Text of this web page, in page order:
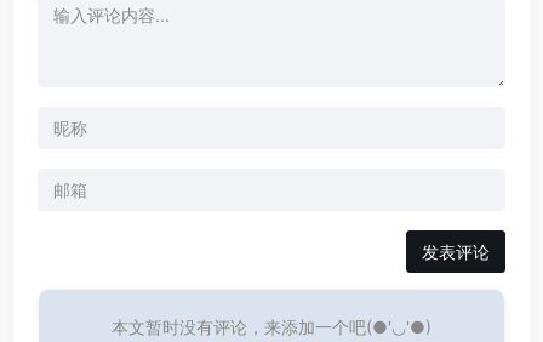
发表评论
本文暂时没有评论，来添加一个吧(●'◡'●)